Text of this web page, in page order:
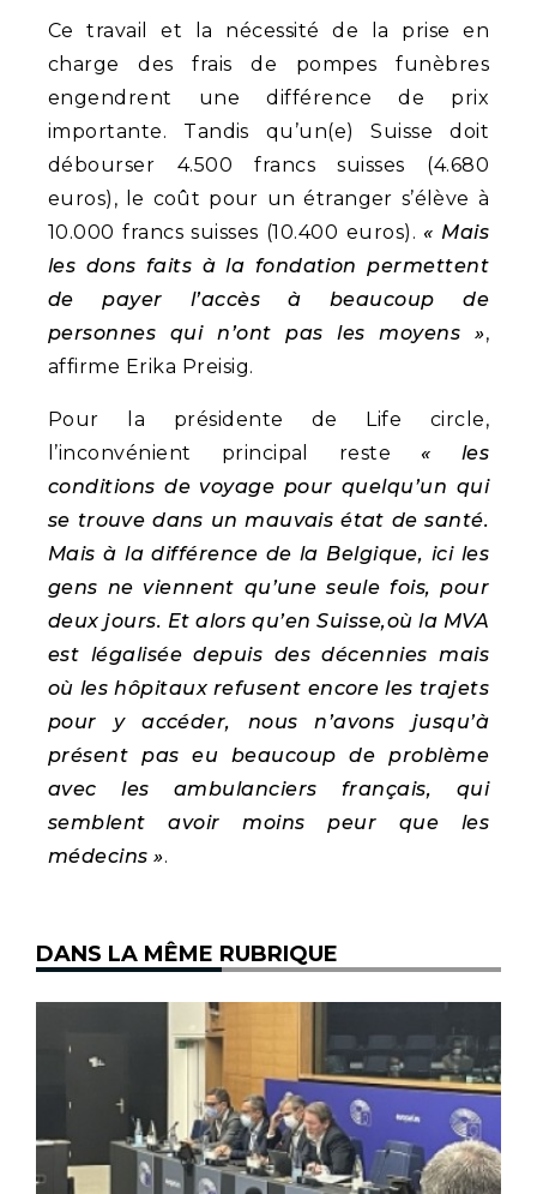
Ce travail et la nécessité de la prise en
charge des frais de pompes funèbres
engendrent une différence de prix
importante. Tandis qu’un(e) Suisse doit
débourser 4.500 francs suisses (4.680
euros), le coût pour un étranger s’élève à
10.000 francs suisses (10.400 euros). « Mais
les dons faits à la fondation permettent
de payer l’accès à beaucoup de
personnes qui n’ont pas les moyens »,
affirme Erika Preisig.
Pour la présidente de Life circle,
l’inconvénient principal reste « les
conditions de voyage pour quelqu’un qui
se trouve dans un mauvais état de santé.
Mais à la différence de la Belgique, ici les
gens ne viennent qu’une seule fois, pour
deux jours. Et alors qu’en Suisse,où la MVA
est légalisée depuis des décennies mais
où les hôpitaux refusent encore les trajets
pour y accéder, nous n’avons jusqu’à
présent pas eu beaucoup de problème
avec les ambulanciers français, qui
semblent avoir moins peur que les
médecins ».
DANS LA MÊME RUBRIQUE